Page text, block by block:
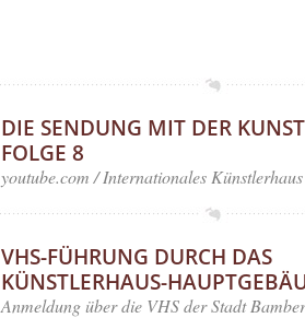
DIE SENDUNG MIT DER
FOLGE 8
youtube.com / Internationales
VHS-FÜHRUNG DURCH DAS
KÜNSTLERHAUS-
Anmeldung über die VHS der Stadt